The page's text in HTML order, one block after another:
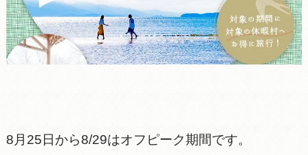
8月25日から8/29はオフピーク期間です。